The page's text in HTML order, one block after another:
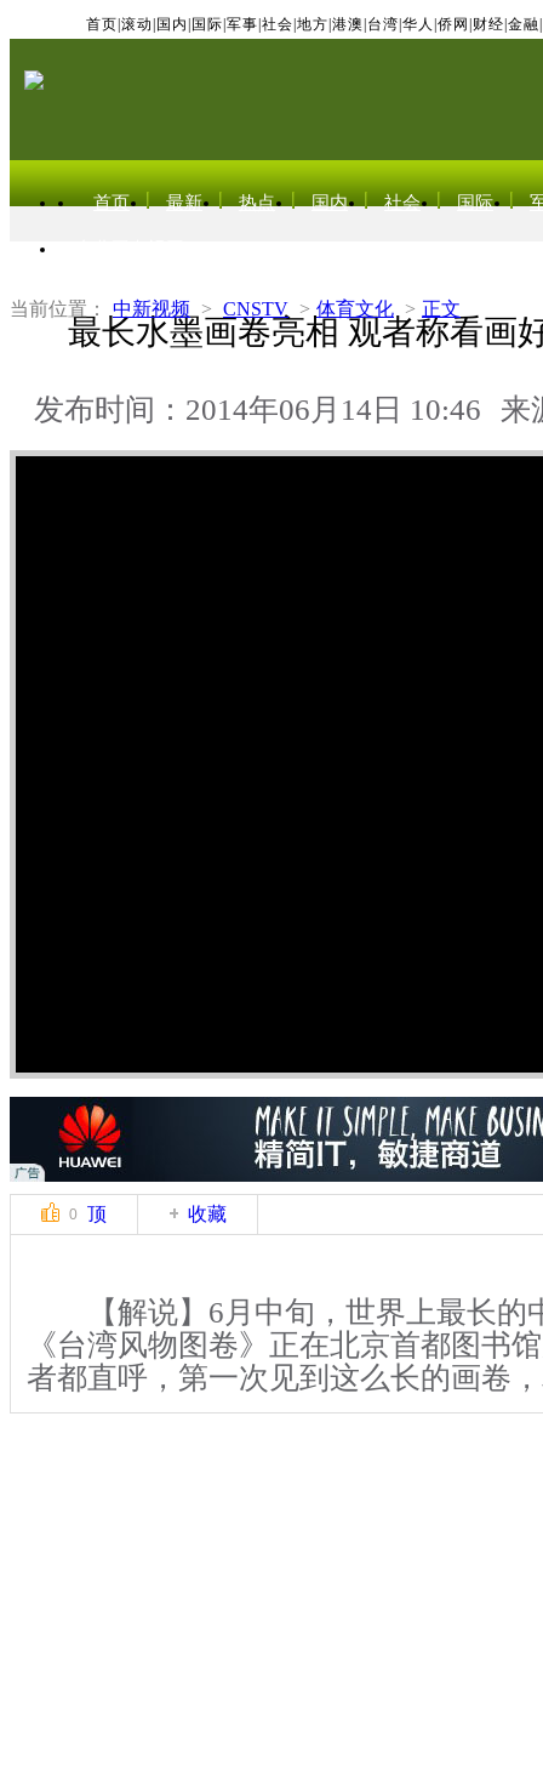
首页 滚动 国内 国际 军事 社会 地方 港澳 台湾 华人 侨网 财经 金融
首页 最新 热点 国内 社会 国际
当前位置： 中新视频 > CNSTV > 体育文化 > 正文
最长水墨画卷亮相 观者称看画
发布时间：2014年06月14日 10:46 来
0 顶 收藏
【解说】6月中旬，世界上最长的
《台湾风物图卷》正在北京首都图书
者都直呼，第一次见到这么长的画卷